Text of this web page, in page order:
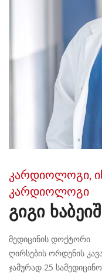
კარდიოლოგი,
კარდიოლოგი
ᲒᲘᲒᲘ
მედიცინის დოქტორი
ღირსების ორდენის
ჯამურად 25